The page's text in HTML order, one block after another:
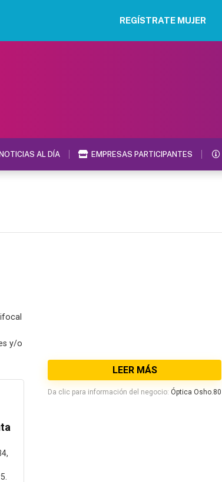
REGÍSTRATE MUJER
NOTICIAS AL DÍA EMPRESAS PARTICIPANTES
y/o
LEER MÁS
Da clic para información del negocio: Óptica Osho.80